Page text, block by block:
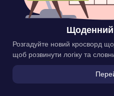
Розгадуйте новий кросворд
щоб розвинути логіку та